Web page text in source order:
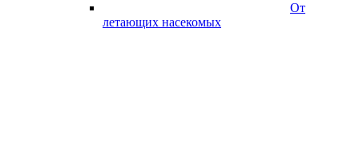
От
летающих насекомых